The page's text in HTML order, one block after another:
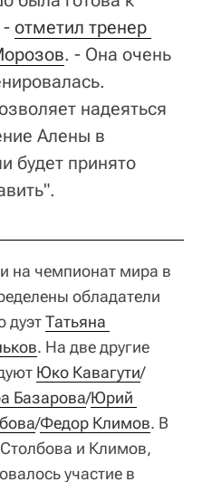
- отметил тренер
. - Она очень
надеяться
Алены в
будет принято
на чемпионат мира в
обладатели
дуэтТатьяна
. На две другие
Юко Кавагути/
Базарова/Юрий
/Федор Климов. В
и Климов,
участие в